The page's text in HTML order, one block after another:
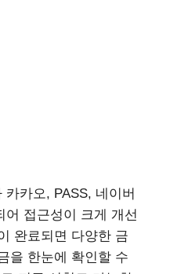
카오, PASS, 네이버
어 접근성이 크게 개선
완료되면 다양한 금
을 한눈에 확인할 수